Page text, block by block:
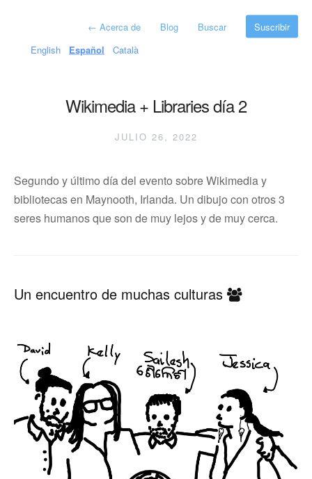
← Acerca de Blog Buscar
Suscribir
English
Español Català
Wikimedia + Libraries día 2
JULIO 26, 2022
Segundo y último día del evento sobre Wikimedia y
bibliotecas en Maynooth, Irlanda. Un dibujo con otros 3
seres humanos que son de muy lejos y de muy cerca.
Un encuentro de muchas culturas